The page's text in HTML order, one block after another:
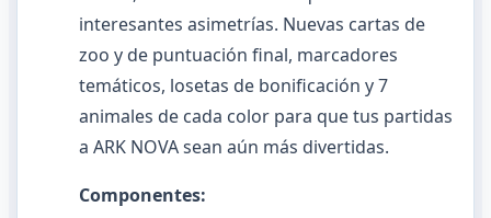
interesantes asimetrías. Nuevas cartas de
zoo y de puntuación final, marcadores
temáticos, losetas de bonificación y 7
animales de cada color para que tus partidas
a ARK NOVA sean aún más divertidas.
Componentes: